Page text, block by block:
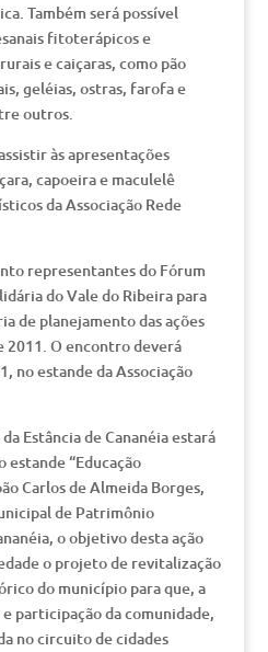
Também será possível
fitoterápicos e
e caiçaras, como pão
geléias, ostras, farofa e
outros.
às apresentações
capoeira e maculelê
da Associação Rede
representantes do Fórum
do Vale do Ribeira para
de planejamento das ações
2011. O encontro deverá
no estande da Associação
Estância de Cananéia estará
“Educação
Carlos de Almeida Borges,
de Patrimônio
o objetivo desta ação
o projeto de revitalização
do município para que, a
participação da comunidade,
no circuito de cidades